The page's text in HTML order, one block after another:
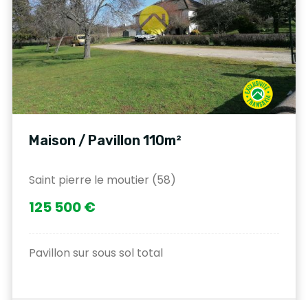
Maison / Pavillon 110m²
Saint pierre le moutier (58)
125 500 €
Pavillon sur sous sol total